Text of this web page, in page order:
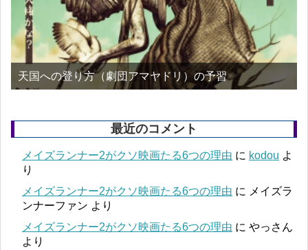
天国への登り方（劇団アマヤドリ）の予習
最近のコメント
メイズランナー2がクソ映画たる6つの理由 に kodou よ
り
メイズランナー2がクソ映画たる6つの理由 に メイズラ
ンナーファン より
メイズランナー2がクソ映画たる6つの理由 に やっさん
より